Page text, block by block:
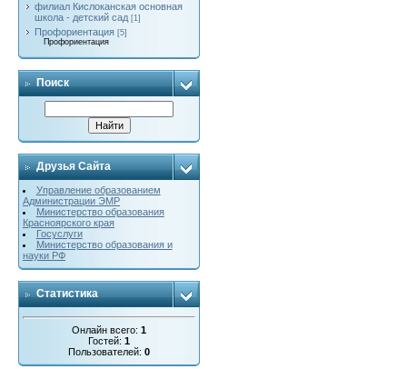
филиал Кислоканская основная
школа - детский сад [1]
Профориентация [5]
Профориентация
Поиск
Друзья Сайта
Управление образованием
Администрации ЭМР
Министерство образования
Красноярского края
Госуслуги
Министерство образования и
науки РФ
Статистика
Онлайн всего: 1
Гостей: 1
Пользователей: 0